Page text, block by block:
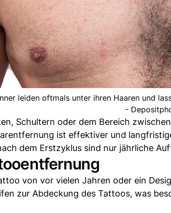
leiden oftmals unter ihren Haaren und
-
Schultern oder dem Bereich
ist effektiver und
dem Erstzyklus sind nur jährliche
von vor vielen Jahren oder ein
zur Abdeckung des Tattoos, was